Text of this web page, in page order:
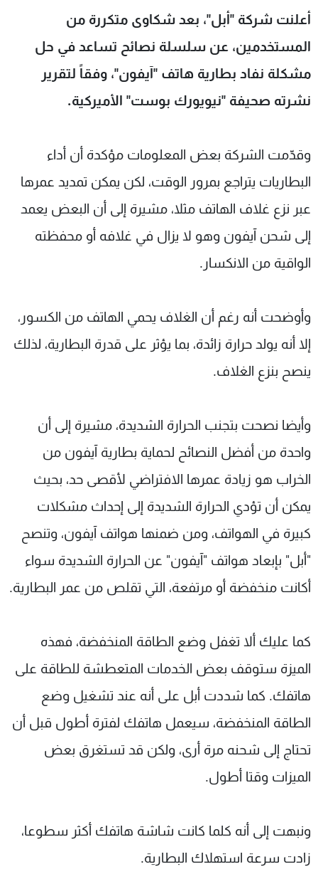
أعلنت شركة "أبل"، بعد شكاوى متكررة من
المستخدمين، عن سلسلة نصائح تساعد في حل
مشكلة نفاد بطارية هاتف "آيفون"، وفقاً لتقرير
نشرته صحيفة "نيويورك بوست" الأميركية.
وقدّمت الشركة بعض المعلومات مؤكدة أن أداء
البطاريات يتراجع بمرور الوقت، لكن يمكن تمديد عمرها
عبر نزع غلاف الهاتف مثلا، مشيرة إلى أن البعض يعمد
إلى شحن آيفون وهو لا يزال في غلافه أو محفظته
الواقية من الانكسار.
وأوضحت أنه رغم أن الغلاف يحمي الهاتف من الكسور،
إلا أنه يولد حرارة زائدة، بما يؤثر على قدرة البطارية، لذلك
ينصح بنزع الغلاف.
وأيضا نصحت بتجنب الحرارة الشديدة، مشيرة إلى أن
واحدة من أفضل النصائح لحماية بطارية آيفون من
الخراب هو زيادة عمرها الافتراضي لأقصى حد، بحيث
يمكن أن تؤدي الحرارة الشديدة إلى إحداث مشكلات
كبيرة في الهواتف، ومن ضمنها هواتف آيفون، وتنصح
"أبل" بإبعاد هواتف "آيفون" عن الحرارة الشديدة سواء
أكانت منخفضة أو مرتفعة، التي تقلص من عمر البطارية.
كما عليك ألا تغفل وضع الطاقة المنخفضة، فهذه
الميزة ستوقف بعض الخدمات المتعطشة للطاقة على
هاتفك. كما شددت أبل على أنه عند تشغيل وضع
الطاقة المنخفضة، سيعمل هاتفك لفترة أطول قبل أن
تحتاج إلى شحنه مرة أرى، ولكن قد تستغرق بعض
الميزات وقتا أطول.
ونبهت إلى أنه كلما كانت شاشة هاتفك أكثر سطوعا،
زادت سرعة استهلاك البطارية.
شاهد البرامج
عن MTV
الإنـتـاج
لاعلاناتكم
وظائف
تواصل معنا
شروط الإسـتخدام